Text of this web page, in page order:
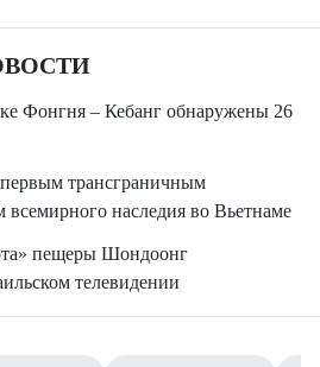
Фонгня – Кебанг обнаружены 26
трансграничным
наследия во Вьетнаме
пещеры Шондоонг
телевидении